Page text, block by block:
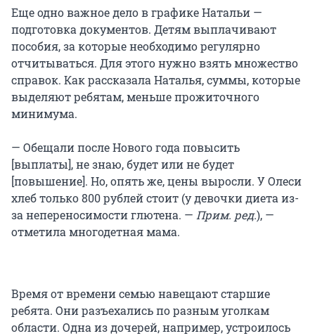
Еще одно важное дело в графике Натальи —
подготовка документов. Детям выплачивают
пособия, за которые необходимо регулярно
отчитываться. Для этого нужно взять множество
справок. Как рассказала Наталья, суммы, которые
выделяют ребятам, меньше прожиточного
минимума.
— Обещали после Нового года повысить
[выплаты], не знаю, будет или не будет
[повышение]. Но, опять же, цены выросли. У Олеси
хлеб только 800 рублей стоит (у девочки диета из-
за непереносимости глютена. — Прим. ред.), —
отметила многодетная мама.
Время от времени семью навещают старшие
ребята. Они разъехались по разным уголкам
области. Одна из дочерей, например, устроилось